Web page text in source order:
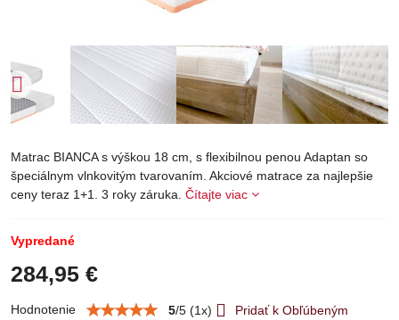
Matrac BIANCA s výškou 18 cm, s flexibilnou penou Adaptan so
špeciálnym vlnkovitým tvarovaním. Akciové matrace za najlepšie
ceny teraz 1+1. 3 roky záruka. Čítajte viac
Vypredané
284,95 €
Hodnotenie 5/5 (1x)
Pridať k Obľúbeným